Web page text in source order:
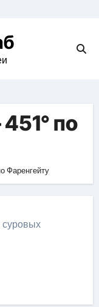
по
Фаренгейту
суровых